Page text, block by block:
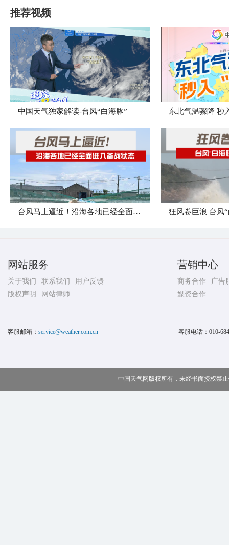
推荐视频
中国天气独家解读-台风“白海豚” 东北气温骤降 秒
台风马上逼近！沿海各地已经全面进入备战状态
网站服务
关于我们 联系我们
用户反馈
版权声明
网站律师
营销中心
商务合作
广告
媒资合作
客服邮箱： service@weather.com.cn 客服电话： 010-
中国天气网版权所有，未经书面授权